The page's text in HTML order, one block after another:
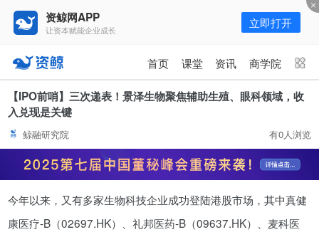
资鲸网APP
让资本赋能企业成长 立即打开
首页 课堂 资讯 商学院
资讯 课堂 直播 商学院
报告
为你推荐 更多
星、平安、腾讯、比亚迪、碧桂园
等66位超级商业巨头未来产业布
11-01
【IPO前哨】三次递表！景泽生物聚焦辅助生殖、眼科领域，收
入兑现是关键
鲸融研究院 有0人浏览
今年以来，又有多家生物科技企业成功登陆港股市场，其中真健
康医疗-B（02697.HK）、礼邦医药-B（09637.HK）、麦科医